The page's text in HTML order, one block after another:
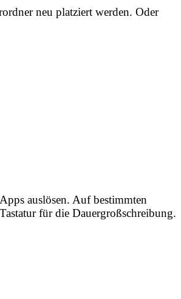
neu platziert werden. Oder
auslösen. Auf bestimmten
für die Dauergroßschreibung.